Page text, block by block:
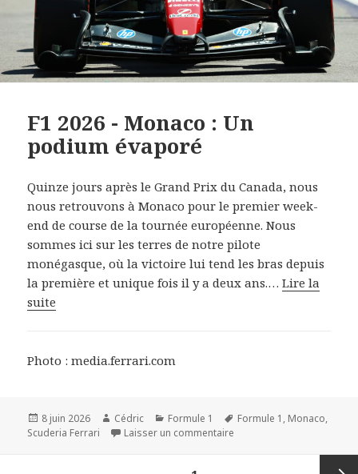
F1 2026 - Monaco : Un
podium évaporé
Quinze jours après le Grand Prix du Canada, nous
nous retrouvons à Monaco pour le premier week-
end de course de la tournée européenne. Nous
sommes ici sur les terres de notre pilote
monégasque, où la victoire lui tend les bras depuis
la première et unique fois il y a deux ans.…Lire la
suite
Photo : media.ferrari.com
Publié
le
8 juin 2026 Auteur
Cédric Catégories
Formule 1
Mots-
Formule 1 , Monaco,
Scuderia Ferrari
Laisser un commentaire